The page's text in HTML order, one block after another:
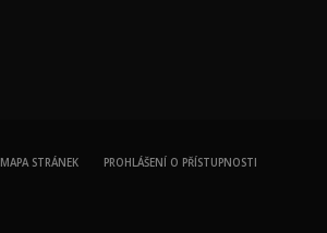
MAPA STRÁNEK PROHLÁŠENÍ O PŘÍSTUPNOSTI